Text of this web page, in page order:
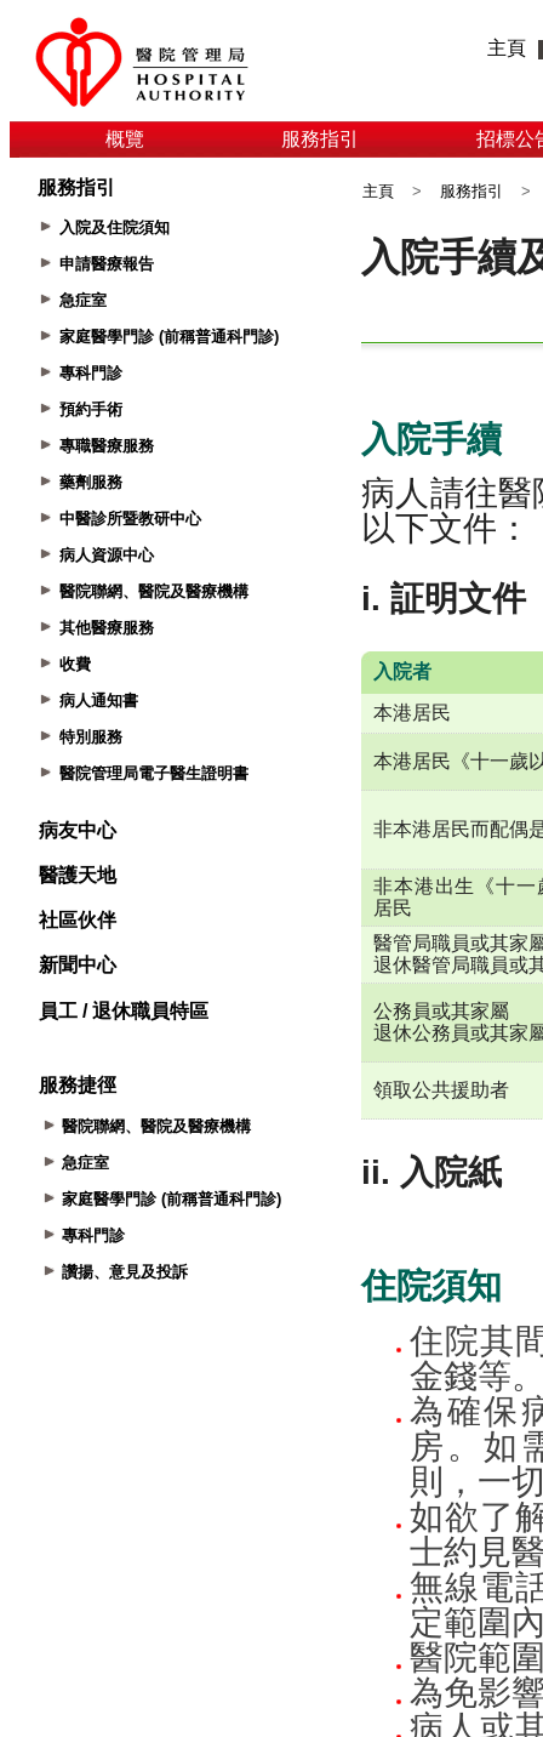
主頁
概覽 服務指引 招標公
服務指引
入院及住院須知
申請醫療報告
急症室
家庭醫學門診 (前稱普通科門診)
專科門診
預約手術
專職醫療服務
藥劑服務
中醫診所暨教研中心
病人資源中心
醫院聯網、醫院及醫療機構
其他醫療服務
收費
病人通知書
特別服務
醫院管理局電子醫生證明書
病友中心
醫護天地
社區伙伴
新聞中心
員工 / 退休職員特區
服務捷徑
醫院聯網、醫院及醫療機構
急症室
家庭醫學門診 (前稱普通科門診)
專科門診
讚揚、意見及投訴
主頁 > 服務指引 >